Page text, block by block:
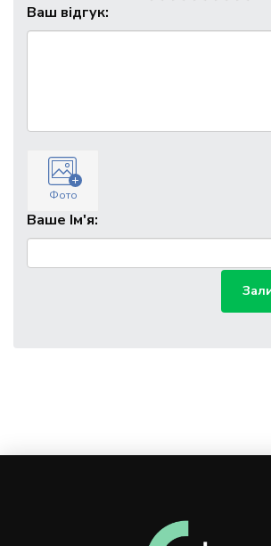
Ваш відгук:
Фото
Ваше Ім'я: